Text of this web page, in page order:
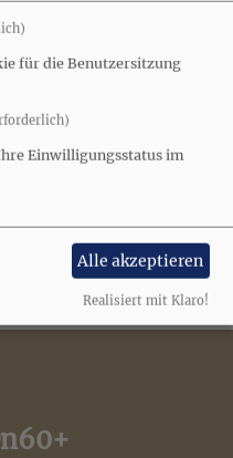
Tanzgruppe
Uhr bis 22 Uhr.
7585)
für die Benutzersitzung
Einwilligungsstatus im
Alle akzeptieren
Realisiert mit Klaro!